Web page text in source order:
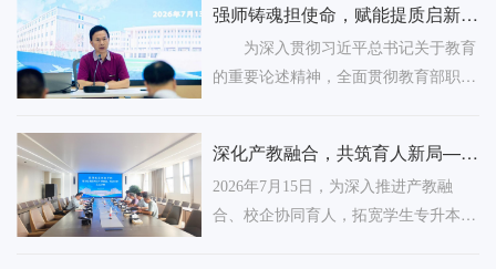
强师铸魂担使命，赋能提质启新程
——昆明航空职业学院2025/2026
学年春季学期期末教职工集中培训
为深入贯彻习近平总书记关于教育
的重要论述精神，全面贯彻教育部职业
与教育数字化转型趋势，全面落实立德
树人根本任务，持续夯实师资队伍建设
根基、全方位提高师资队伍专业水平与
深化产教融合，共筑育人新局——
爱尔信集团赴我校开展校企合作交
流座谈
2026年7月15日，为深入推进产教融
合、校企协同育人，拓宽学生专升本学